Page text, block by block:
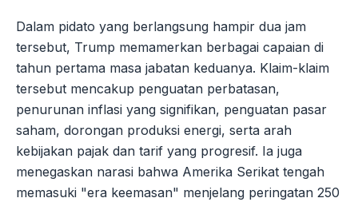
Dalam pidato yang berlangsung hampir dua jam
tersebut, Trump memamerkan berbagai capaian di
tahun pertama masa jabatan keduanya. Klaim-klaim
tersebut mencakup penguatan perbatasan,
penurunan inflasi yang signifikan, penguatan pasar
saham, dorongan produksi energi, serta arah
kebijakan pajak dan tarif yang progresif. Ia juga
menegaskan narasi bahwa Amerika Serikat tengah
memasuki "era keemasan" menjelang peringatan 250